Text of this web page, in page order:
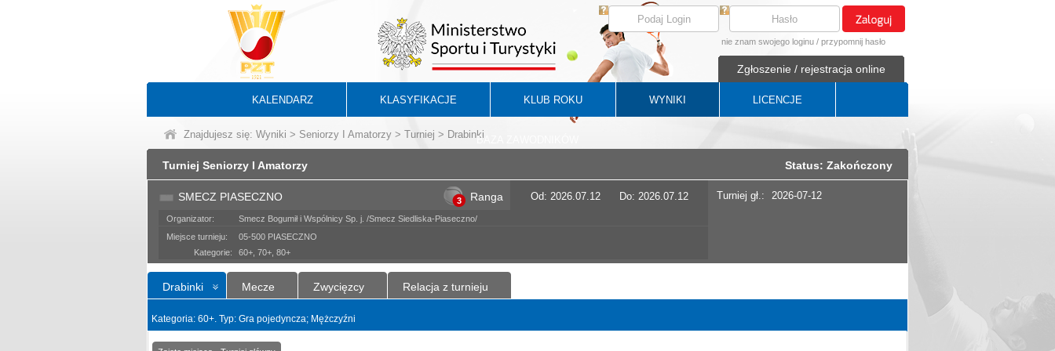
nie znam swojego loginu / przypomnij hasło
Zgłoszenie / rejestracja online
KALENDARZ KLASYFIKACJE KLUB ROKU WYNIKI LICENCJE
BAZA ZAWODNIKÓW
Znajdujesz się: Wyniki > Seniorzy I Amatorzy > Turniej > Drabinki
Turniej Seniorzy I Amatorzy Status: Zakończony
SMECZ PIASECZNO 3 Ranga Od: 2026.07.12 Do: 2026.07.12
Organizator:
Smecz Bogumił i Wspólnicy Sp. j. /Smecz Siedliska-Piaseczno/
Miejsce turnieju:
05-500 PIASECZNO
Kategorie:
60+, 70+, 80+
Turniej gł.: 2026-07-12
Drabinki Mecze Zwycięzcy Relacja z turnieju
Kategoria: 60+. Typ: Gra pojedyncza; Mężczyźni